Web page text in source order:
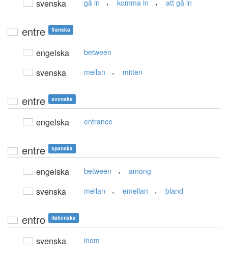
svenska gå in komma in att gå in
entre franska
engelska between
svenska mellan , mitten
entre svenska
engelska entrance
entre spanska
engelska between , among
svenska mellan , emellan , bland
entro italienska
svenska inom